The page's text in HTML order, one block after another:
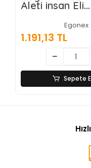
Aleti insan Eli
Egonex
1.191,13 TL
Sepete